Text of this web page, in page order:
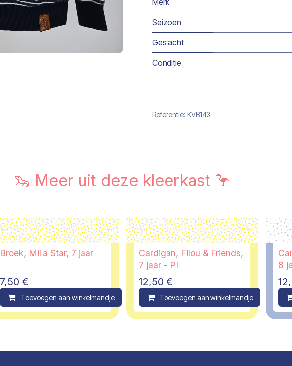
Merk
Seizoen
Geslacht
Conditie
Referentie: KVB143
🦦 Meer uit deze kleerkast 🦩
Compare
Broek, Milla Star, 7 jaar
7,50 €
Toevoegen aan winkelmandje Compare
Cardigan, Filou & Friends,
7 jaar - PI
12,50 €
Toevoegen aan winkelmandje
8